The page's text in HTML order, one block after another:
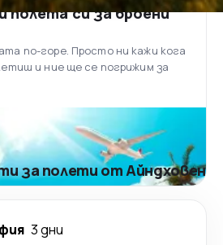
полета си за броени
по-горе. Просто ни кажи кога
и ние ще се погрижим за
за полети от Айндховен
3 дни